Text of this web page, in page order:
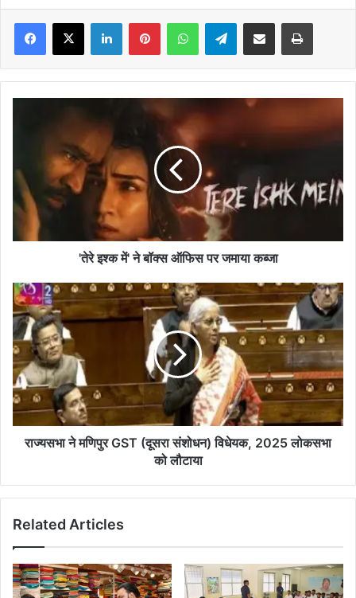
Facebook
X LinkedInPinterestWhatsAppTelegramShare via Email Print
बॉक्स
ऑफिस
पर
कब्जा
'तेरे इश्क में' ने बॉक्स ऑफिस पर जमाया कब्जा
राज्यसभा
ने
मणिपुर
GST
(दूसरा
संशोधन)
विधेयक,
2025
लोकसभा
राज्यसभा ने मणिपुर GST (दूसरा संशोधन) विधेयक, 2025 लोकसभा
को लौटाया
Related Articles